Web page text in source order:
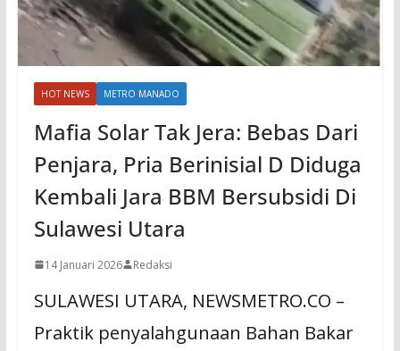
HOT NEWS METRO MANADO
Mafia Solar Tak Jera: Bebas Dari
Penjara, Pria Berinisial D Diduga
Kembali Jara BBM Bersubsidi Di
Sulawesi Utara
14 Januari 2026 Redaksi
SULAWESI UTARA, NEWSMETRO.CO –
Praktik penyalahgunaan Bahan Bakar